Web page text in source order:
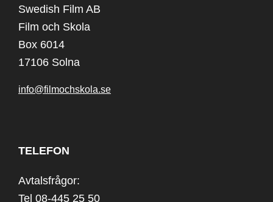
Swedish Film AB
Film och Skola
Box 6014
17106 Solna
info@filmochskola.se
TELEFON
Avtalsfrågor:
Tel 08-445 25 50